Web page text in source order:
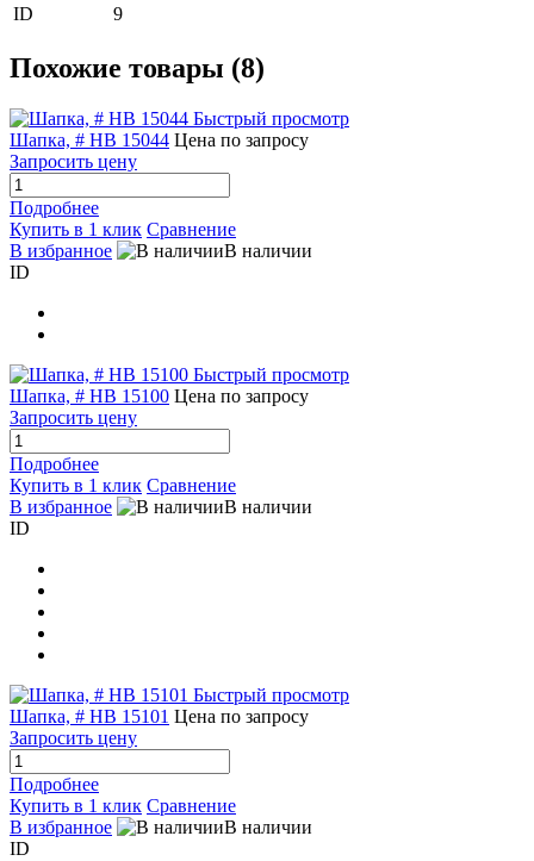
ID
9
Похожие товары (8)
Быстрый просмотр
Шапка, # HB 15044 Цена по запросу
Запросить цену
Подробнее
Купить в 1 клик Сравнение
В избранное
В наличии
ID
Быстрый просмотр
Шапка, # HB 15100 Цена по запросу
Запросить цену
Подробнее
Купить в 1 клик Сравнение
В избранное
В наличии
ID
Быстрый просмотр
Шапка, # HB 15101 Цена по запросу
Запросить цену
Подробнее
Купить в 1 клик Сравнение
В избранное
В наличии
ID